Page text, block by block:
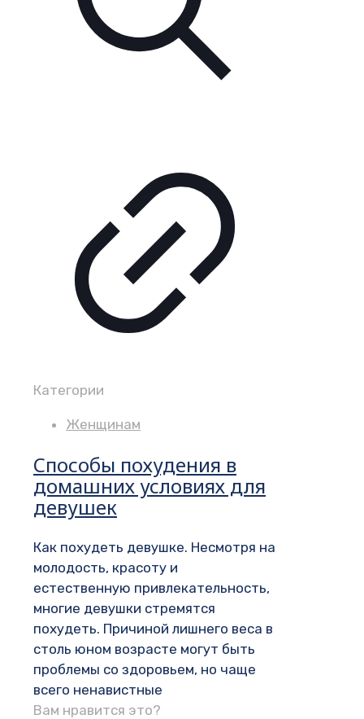
Категории
Женщинам
Способы похудения в
домашних условиях для
девушек
Как похудеть девушке. Несмотря на
молодость, красоту и
естественную привлекательность,
многие девушки стремятся
похудеть. Причиной лишнего веса в
столь юном возрасте могут быть
проблемы со здоровьем, но чаще
всего ненавистные
Вам нравится это?